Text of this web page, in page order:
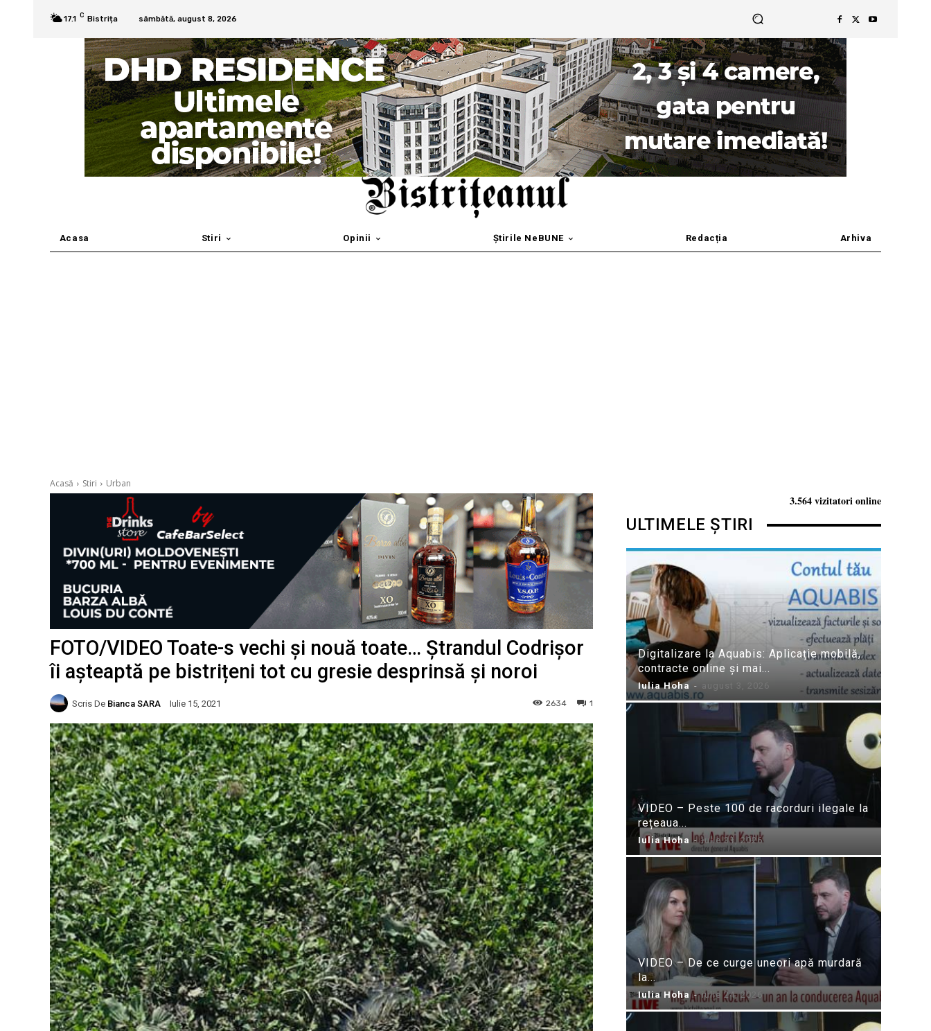
17.1 C Bistrița sâmbătă, august 8, 2026
Acasa Stiri Opinii Știrile NeBUNE Redacția Arhiva
Acasă Stiri Urban
FOTO/VIDEO Toate-s vechi și nouă toate… Ștrandul Codrișor
îi așteaptă pe bistrițeni tot cu gresie desprinsă și noroi
Scris De Bianca SARA Iulie 15, 2021 1
2634
3.564 vizitatori online
ULTIMELE ȘTIRI
Digitalizare la Aquabis: Aplicație mobilă,
contracte online și mai...
Iulia Hoha - august 3, 2026
VIDEO – Peste 100 de racorduri ilegale la
rețeaua...
Iulia Hoha - iulie 31, 2026
VIDEO – De ce curge uneori apă murdară
la...
Iulia Hoha - iulie 24, 2026